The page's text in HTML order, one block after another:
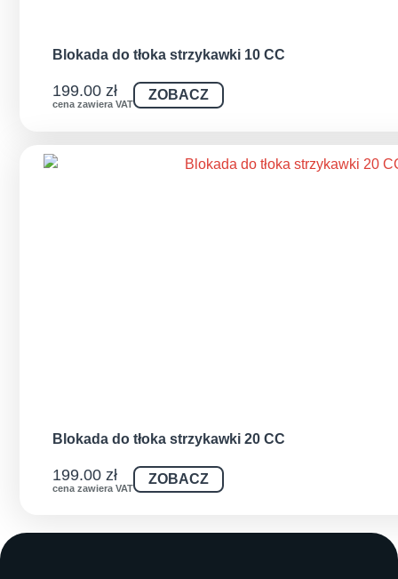
Blokada do tłoka strzykawki 10 CC
199.00 zł
cena zawiera VAT
ZOBACZ
Blokada do tłoka strzykawki 20 CC
199.00 zł
cena zawiera VAT
ZOBACZ